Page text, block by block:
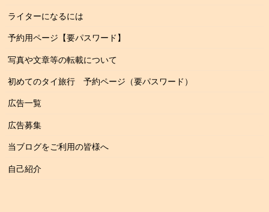
ライターになるには
予約用ページ【要パスワード】
写真や文章等の転載について
初めてのタイ旅行 予約ページ（要パスワード）
広告一覧
広告募集
当ブログをご利用の皆様へ
自己紹介